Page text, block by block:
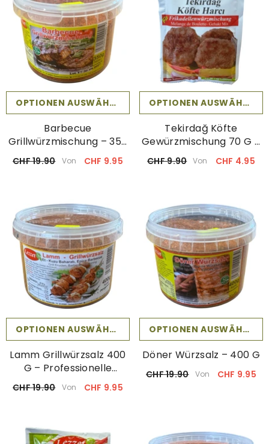
OPTIONEN AUSWÄHLEN
Barbecue
Grillwürzmischung – 350
G
CHF 19.90 Von CHF 9.95
OPTIONEN AUSWÄHLEN
Tekirdağ Köfte
Gewürzmischung 70 G –
Professionelle Rezeptur
CHF 9.90 Von CHF 4.95
OPTIONEN AUSWÄHLEN
Lamm Grillwürzsalz 400
G – Professionelle
Würzmischung
CHF 19.90 Von CHF 9.95
OPTIONEN AUSWÄHLEN
Döner Würzsalz – 400 G
CHF 19.90 Von CHF 9.95